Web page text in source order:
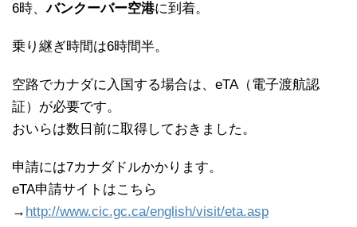
6時、バンクーバー空港に到着。
乗り継ぎ時間は6時間半。
空路でカナダに入国する場合は、eTA（電子渡航認
証）が必要です。
おいらは数日前に取得しておきました。
申請には7カナダドルかかります。
eTA申請サイトはこちら
→ http://www.cic.gc.ca/english/visit/eta.asp